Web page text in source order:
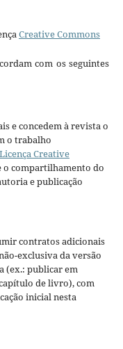
Creative Commons
com os seguintes
e concedem à revista o
o trabalho
Licença Creative
compartilhamento do
e publicação
contratos adicionais
exclusiva da versão
(ex.: publicar em
de livro), com
inicial nesta